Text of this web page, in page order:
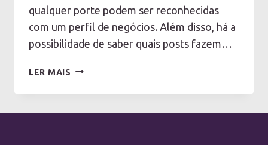
qualquer porte podem ser reconhecidas
com um perfil de negócios. Além disso, há a
possibilidade de saber quais posts fazem…
LER MAIS INSTAGRAM
E